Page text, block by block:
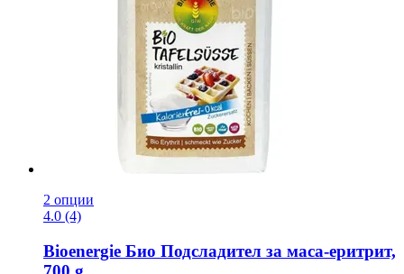
2 опции
4.0 (4)
Bioenergie Био Подсладител за маса-​еритрит,